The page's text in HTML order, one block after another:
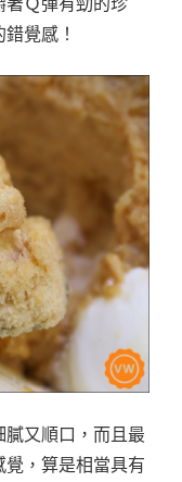
覺感！
又順口，而且最
，算是相當具有